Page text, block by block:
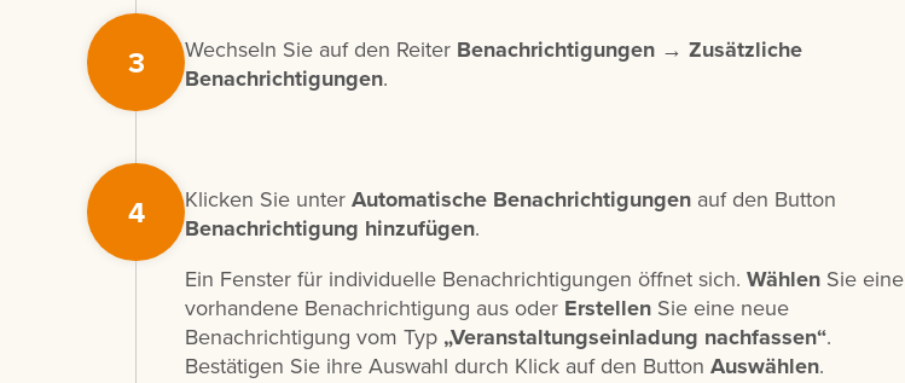
3 Wechseln Sie auf den Reiter Benachrichtigungen → Zusätzliche
Benachrichtigungen.
4 Klicken Sie unterAutomatische Benachrichtigungen auf den Button
Benachrichtigung hinzufügen.
Ein Fenster für individuelle Benachrichtigungen öffnet sich. Wählen Sie eine
vorhandene Benachrichtigung aus oder Erstellen Sie eine neue
Benachrichtigung vom Typ „Veranstaltungseinladung nachfassen“.
Bestätigen Sie ihre Auswahl durch Klick auf den Button Auswählen.